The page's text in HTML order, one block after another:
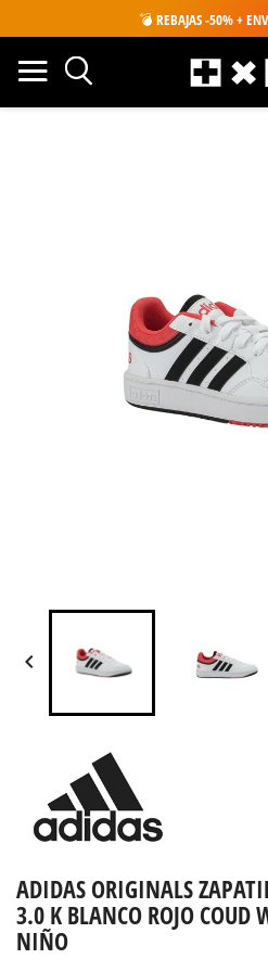
💣 REBAJAS -50% +

ADIDAS ORIGINALS
3.0 K BLANCO ROJO COUD
NIÑO